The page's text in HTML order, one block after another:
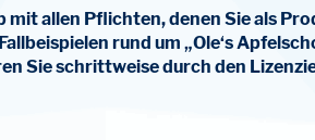
allen Pflichten, denen Sie als
rund um „Ole‘s
Sie schrittweise durch den